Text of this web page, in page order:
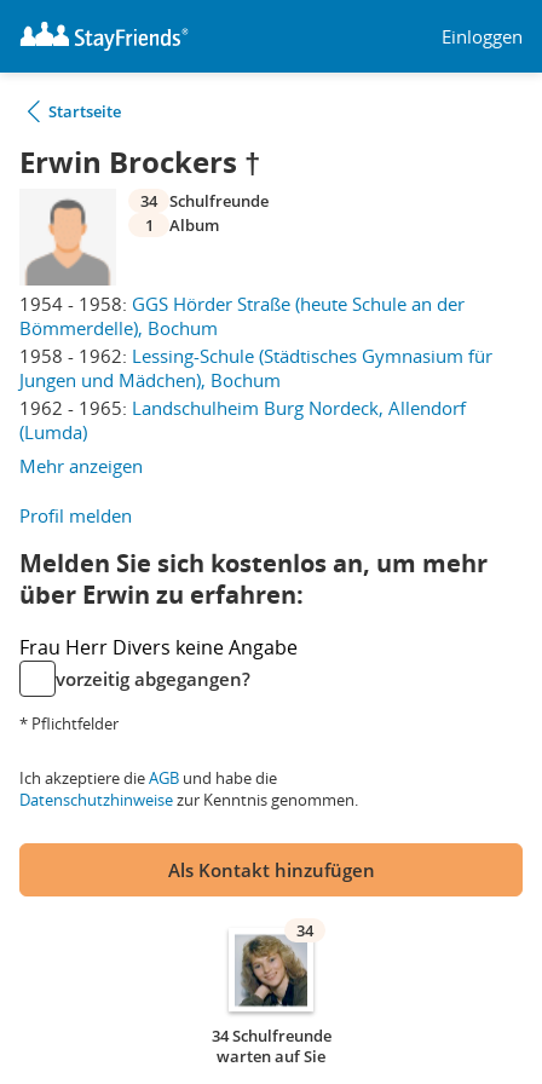
Einloggen
Startseite
Erwin Brockers †
1954 - 1958: GGS Hörder Straße (heute Schule an der
Bömmerdelle), Bochum
1958 - 1962: Lessing-Schule (Städtisches Gymnasium für
Jungen und Mädchen), Bochum
1962 - 1965: Landschulheim Burg Nordeck, Allendorf
(Lumda)
Mehr anzeigen
34 Schulfreunde
1
Album
Profil melden
Melden Sie sich kostenlos an, um mehr
über Erwin zu erfahren:
Frau Herr Divers keine Angabe
vorzeitig abgegangen?
* Pflichtfelder
Ich akzeptiere dieAGB und habe die
Datenschutzhinweisezur Kenntnis genommen.
Als Kontakt hinzufügen
34
34 Schulfreunde
warten auf Sie